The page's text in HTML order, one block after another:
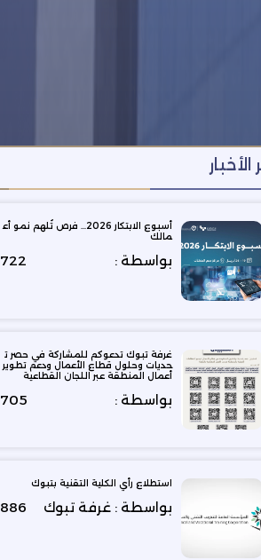
الأخبار
أسبوع الابتكار 2026… فرص تُلهم نمو أع
مالك
بواسطة : 722
غرفة تبوك تدعوكم للمشاركة في حصر ت
حديات وحلول قطاع الأعمال ودعم تطوير
أعمال المنطقة عبر اللجان القطاعية
بواسطة : 705
استطلاع رأي الكلية التقنية بتبوك
بواسطة : غرفة تبوك 886